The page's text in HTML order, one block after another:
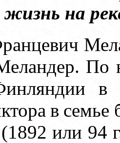
жизнь на
По
в
в семье
или 94